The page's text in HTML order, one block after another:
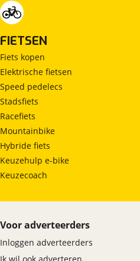
FIETSEN
Fiets kopen
Elektrische fietsen
Speed pedelecs
Stadsfiets
Racefiets
Mountainbike
Hybride fiets
Keuzehulp e-bike
Keuzecoach
Voor adverteerders
Inloggen adverteerders